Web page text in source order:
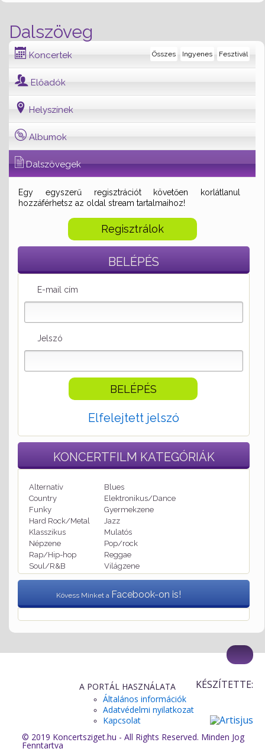
Dalszöveg
Koncertek Fesztivál
Ingyenes
Összes
Előadók
Helyszínek
Albumok
Dalszövegek
Egy egyszerű regisztrációt követően korlátlanul
hozzáférhetsz az oldal stream tartalmaihoz!
Regisztrálok
BELÉPÉS
E-mail cím
Jelszó
Elfelejtett jelszó
KONCERTFILM KATEGÓRIÁK
Alternatív
Blues
Country
Elektronikus/Dance
Funky
Gyermekzene
Hard Rock/Metal
Jazz
Klasszikus
Mulatós
Népzene
Pop/rock
Rap/Hip-hop
Reggae
Soul/R&B
Világzene
Kövess Minket a Facebook-on is!
© 2019 Koncertsziget.hu - All Rights Reserved. Minden Jog
Fenntartva
A PORTÁL HASZNÁLATA
Általános információk
Adatvédelmi nyilatkozat
Kapcsolat
KÉSZÍTETTE: